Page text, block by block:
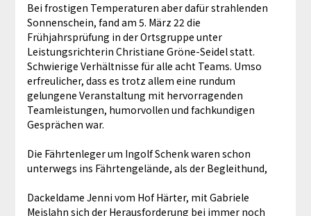
Bei frostigen Temperaturen aber dafür strahlenden
Sonnenschein, fand am 5. März 22 die
Frühjahrsprüfung in der Ortsgruppe unter
Leistungsrichterin Christiane Gröne-Seidel statt.
Schwierige Verhältnisse für alle acht Teams. Umso
erfreulicher, dass es trotz allem eine rundum
gelungene Veranstaltung mit hervorragenden
Teamleistungen, humorvollen und fachkundigen
Gesprächen war.
Die Fährtenleger um Ingolf Schenk waren schon
unterwegs ins Fährtengelände, als der Begleithund,
Dackeldame Jenni vom Hof Härter, mit Gabriele
Meislahn sich der Herausforderung bei immer noch